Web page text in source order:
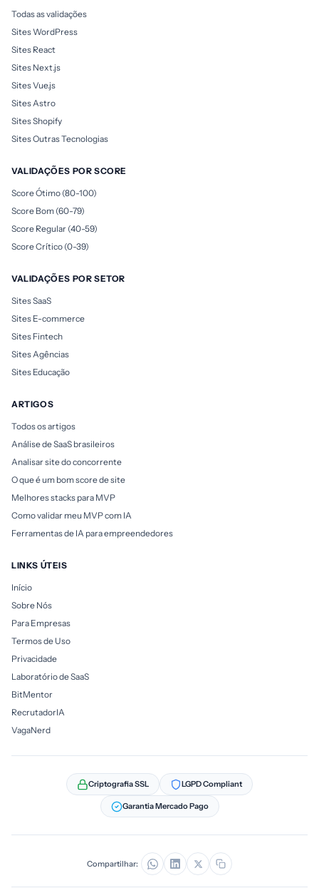
Todas as validações
Sites WordPress
Sites React
Sites Next.js
Sites Vue.js
Sites Astro
Sites Shopify
Sites Outras Tecnologias
VALIDAÇÕES POR SCORE
Score Ótimo (80-100)
Score Bom (60-79)
Score Regular (40-59)
Score Crítico (0-39)
VALIDAÇÕES POR SETOR
Sites SaaS
Sites E-commerce
Sites Fintech
Sites Agências
Sites Educação
ARTIGOS
Todos os artigos
Análise de SaaS brasileiros
Analisar site do concorrente
O que é um bom score de site
Melhores stacks para MVP
Como validar meu MVP com IA
Ferramentas de IA para empreendedores
LINKS ÚTEIS
Início
Sobre Nós
Para Empresas
Termos de Uso
Privacidade
Laboratório de SaaS
BitMentor
RecrutadorIA
VagaNerd
Criptografia SSL LGPD Compliant
Garantia Mercado Pago
Compartilhar: